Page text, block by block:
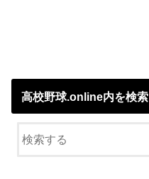
高校野球.online内を検索